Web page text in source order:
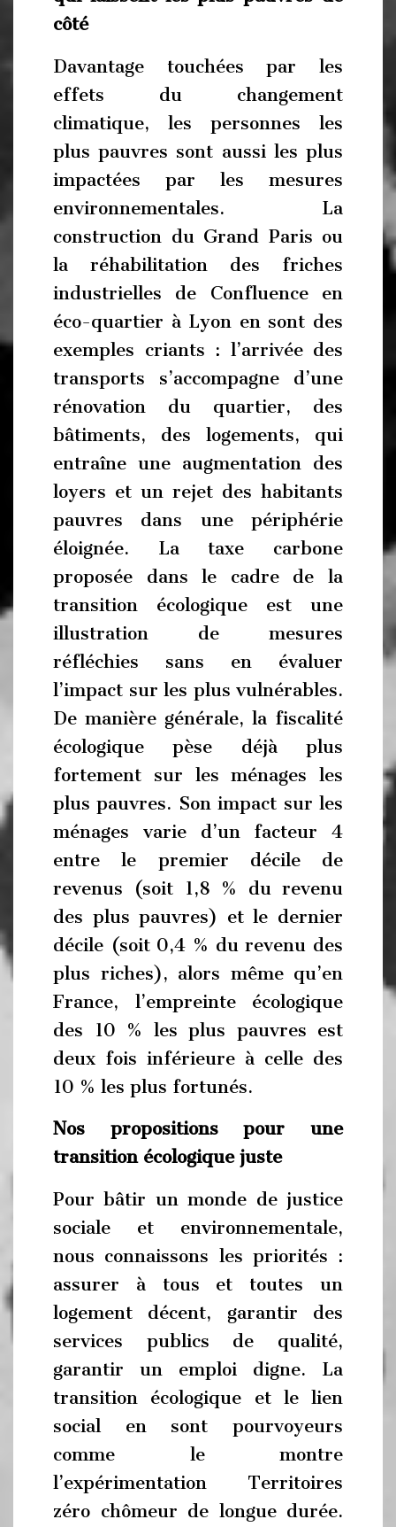
côté
Davantage touchées par les
effets du changement
climatique, les personnes les
plus pauvres sont aussi les plus
impactées par les mesures
environnementales. La
construction du Grand Paris ou
la réhabilitation des friches
industrielles de Confluence en
éco-quartier à Lyon en sont des
exemples criants : l’arrivée des
transports s’accompagne d’une
rénovation du quartier, des
bâtiments, des logements, qui
entraîne une augmentation des
loyers et un rejet des habitants
pauvres dans une périphérie
éloignée. La taxe carbone
proposée dans le cadre de la
transition écologique est une
illustration de mesures
réfléchies sans en évaluer
l’impact sur les plus vulnérables.
De manière générale, la fiscalité
écologique pèse déjà plus
fortement sur les ménages les
plus pauvres. Son impact sur les
ménages varie d’un facteur 4
entre le premier décile de
revenus (soit 1,8 % du revenu
des plus pauvres) et le dernier
décile (soit 0,4 % du revenu des
plus riches), alors même qu’en
France, l’empreinte écologique
des 10 % les plus pauvres est
deux fois inférieure à celle des
10 % les plus fortunés.
Nos propositions pour une
transition écologique juste
Pour bâtir un monde de justice
sociale et environnementale,
nous connaissons les priorités :
assurer à tous et toutes un
logement décent, garantir des
services publics de qualité,
garantir un emploi digne. La
transition écologique et le lien
social en sont pourvoyeurs
comme le montre
l’expérimentation Territoires
zéro chômeur de longue durée.